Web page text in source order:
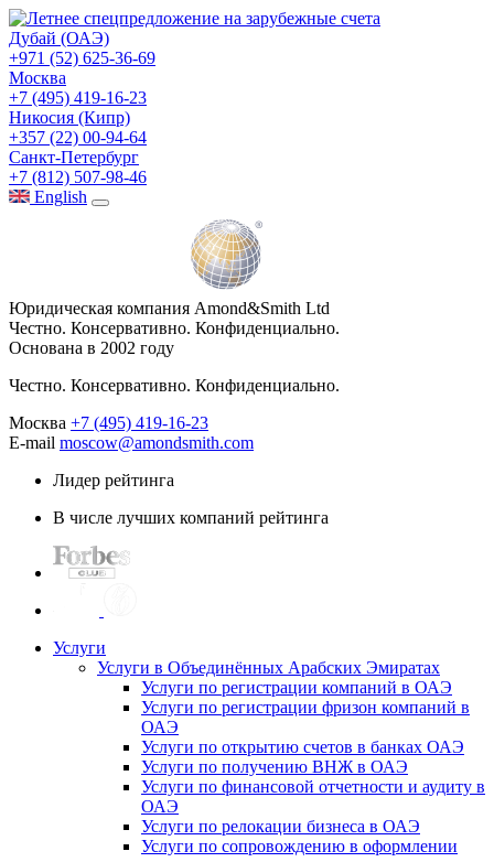
Дубай (ОАЭ)
+971 (52) 625-36-69
Москва
+7 (495) 419-16-23
Никосия (Кипр)
+357 (22) 00-94-64
Санкт-Петербург
+7 (812) 507-98-46
English
Юридическая компания Amond&Smith Ltd
Честно. Консервативно. Конфиденциально.
Основана в 2002 году
Честно. Консервативно. Конфиденциально.
Москва +7 (495) 419-16-23
E-mail moscow@amondsmith.com
Лидер рейтинга
В числе лучших компаний рейтинга
Услуги
Услуги в Объединённых Арабских Эмиратах
Услуги по регистрации компаний в ОАЭ
Услуги по регистрации фризон компаний в
ОАЭ
Услуги по открытию счетов в банках ОАЭ
Услуги по получению ВНЖ в ОАЭ
Услуги по финансовой отчетности и аудиту в
ОАЭ
Услуги по релокации бизнеса в ОАЭ
Услуги по сопровождению в оформлении